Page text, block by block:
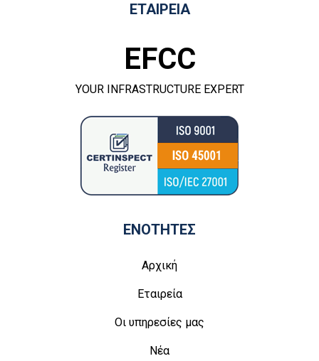
ΕΤΑΙΡΕΙΑ
EFCC
YOUR INFRASTRUCTURE EXPERT
ΕΝΟΤΗΤΕΣ
Αρχική
Εταιρεία
Οι υπηρεσίες μας
Νέα